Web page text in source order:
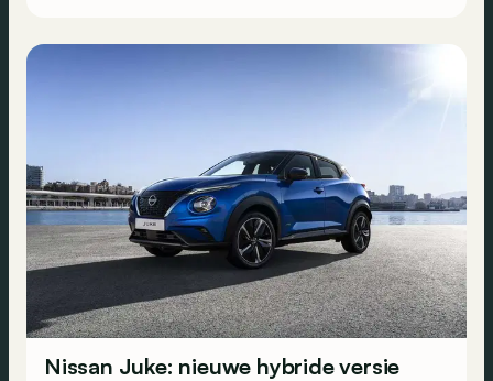
Nissan Juke: nieuwe hybride versie